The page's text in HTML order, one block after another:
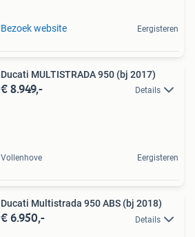
Bezoek website Eergisteren
Ducati MULTISTRADA 950 (bj 2017)
€ 8.949,- Details
Vollenhove Eergisteren
Ducati Multistrada 950 ABS (bj 2018)
€ 6.950,- Details